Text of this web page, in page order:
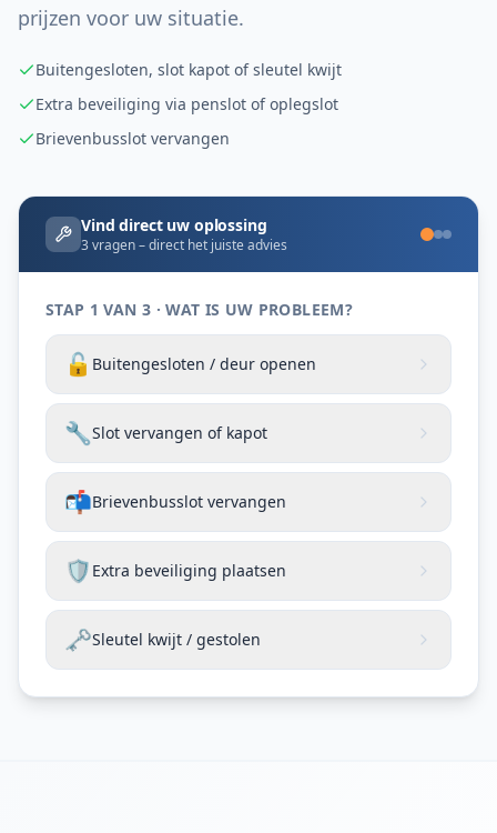
prijzen voor uw situatie.
Buitengesloten, slot kapot of sleutel kwijt
Extra beveiliging via penslot of oplegslot
Brievenbusslot vervangen
Vind direct uw oplossing
3 vragen – direct het juiste advies
STAP 1 VAN 3 · WAT IS UW PROBLEEM?
🔓 Buitengesloten / deur openen
🔧Slot vervangen of kapot
📬Brievenbusslot vervangen
🛡️ Extra beveiliging plaatsen
🗝️Sleutel kwijt / gestolen